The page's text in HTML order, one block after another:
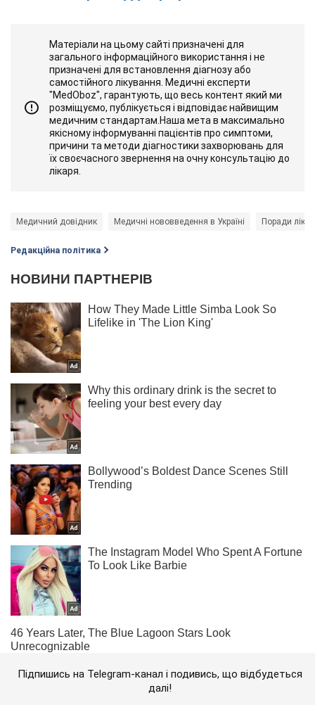
Матеріали на цьому сайті призначені для
загального інформаційного використання і не
призначені для встановлення діагнозу або
самостійного лікування. Медичні експерти
"MedOboz", гарантують, що весь контент який ми
розміщуємо, публікується і відповідає найвищим
медичним стандартам.Наша мета в максимально
якісному інформуванні пацієнтів про симптоми,
причини та методи діагностики захворювань для
їх своєчасного звернення на очну консультацію до
лікаря.
Медичний довідник Медичні нововведення в Україні Поради
Редакційна політика
Підпишись на Telegram-канал і подивись, що відбудеться
далі!